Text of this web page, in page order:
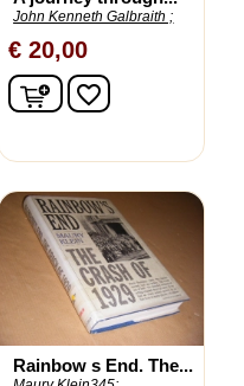
John Kenneth Galbraith ;
€ 20,00
In winkelwagen
favorite_border
Rainbow s End. The...